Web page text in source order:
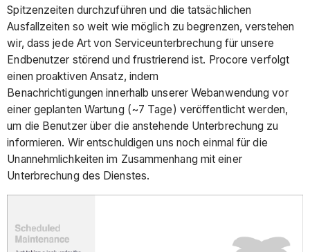
Spitzenzeiten durchzuführen und die tatsächlichen
Ausfallzeiten so weit wie möglich zu begrenzen, verstehen
wir, dass jede Art von Serviceunterbrechung für unsere
Endbenutzer störend und frustrierend ist. Procore verfolgt
einen proaktiven Ansatz, indem
Benachrichtigungen innerhalb unserer Webanwendung vor
einer geplanten Wartung (~7 Tage) veröffentlicht werden,
um die Benutzer über die anstehende Unterbrechung zu
informieren. Wir entschuldigen uns noch einmal für die
Unannehmlichkeiten im Zusammenhang mit einer
Unterbrechung des Dienstes.